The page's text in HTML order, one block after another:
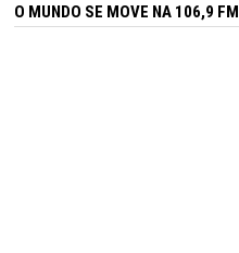
O MUNDO SE MOVE NA 106,9 FM